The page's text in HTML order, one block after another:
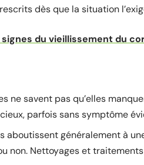
dès que la situation
du vieillissement du
ne savent pas qu’elles
parfois sans symptôme
aboutissent généralement à
non. Nettoyages et